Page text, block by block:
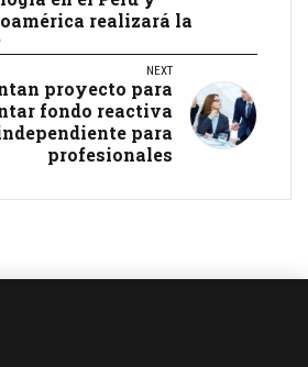
realizará la
NEXT
proyecto para
fondo reactiva
para
profesionales